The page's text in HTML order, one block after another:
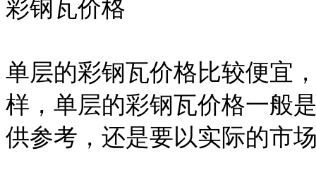
彩钢瓦价格
单层的彩钢瓦价格比较便宜
样，单层的彩钢瓦价格一般
供参考，还是要以实际的市